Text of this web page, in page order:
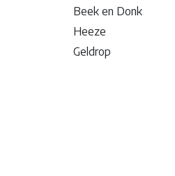
Beek en Donk
Heeze
Geldrop